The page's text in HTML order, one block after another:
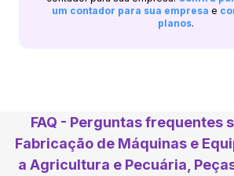
um contador para sua empresa e
planos.
FAQ - Perguntas frequentes
Fabricação de Máquinas e
a Agricultura e Pecuária,